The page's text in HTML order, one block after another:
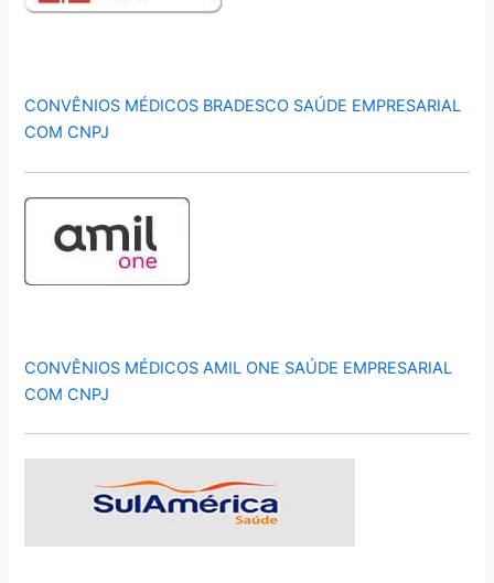
CONVÊNIOS MÉDICOS BRADESCO SAÚDE EMPRESARIAL
COM CNPJ
CONVÊNIOS MÉDICOS AMIL ONE SAÚDE EMPRESARIAL
COM CNPJ